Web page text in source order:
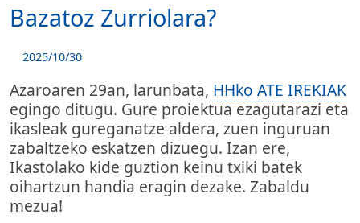
Bazatoz Zurriolara?
2025/10/30
Azaroaren 29an, larunbata, HHko ATE IREKIAK
egingo ditugu. Gure proiektua ezagutarazi eta
ikasleak gureganatze aldera, zuen inguruan
zabaltzeko eskatzen dizuegu. Izan ere,
Ikastolako kide guztion keinu txiki batek
oihartzun handia eragin dezake. Zabaldu
mezua!